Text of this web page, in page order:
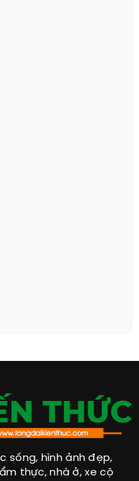
sống, hình ảnh đẹp,
thực, nhà ở, xe cộ